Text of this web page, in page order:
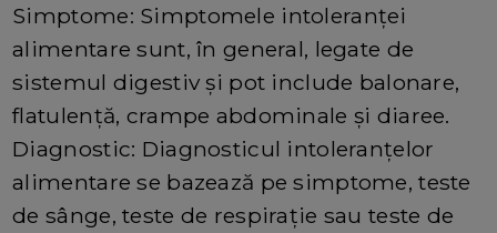
Simptome: Simptomele intoleranței
alimentare sunt, în general, legate de
sistemul digestiv și pot include balonare,
flatulență, crampe abdominale și diaree.
Diagnostic: Diagnosticul intoleranțelor
alimentare se bazează pe simptome, teste
de sânge, teste de respirație sau teste de